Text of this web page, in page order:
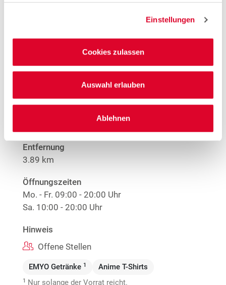
Einstellungen
Cookies zulassen
Auswahl erlauben
Ablehnen
EMYO Getränke Anime T-Shirts
Bahnhofstraße 70-72
Entfernung
3.89 km
Öffnungszeiten
Mo. - Fr. 09:00 - 20:00 Uhr
Sa. 10:00 - 20:00 Uhr
Hinweis
Offene Stellen
EMYO Getränke 1 Anime T-Shirts
1 Nur solange der Vorrat reicht.